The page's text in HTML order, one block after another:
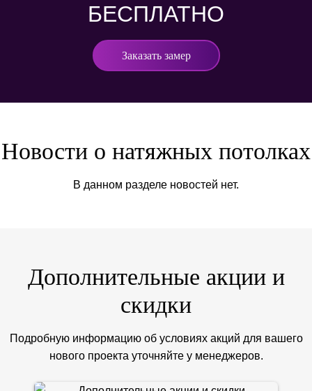
БЕСПЛАТНО
Заказать замер
Новости о натяжных потолках
В данном разделе новостей нет.
Дополнительные акции и
скидки
Подробную информацию об условиях акций для вашего
нового проекта уточняйте у менеджеров.